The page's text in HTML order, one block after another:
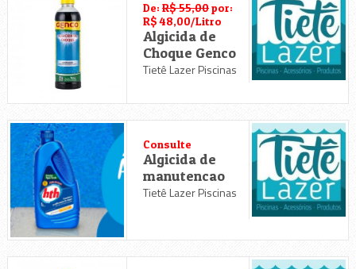
De: R$ 55,00por:
R$ 48,00/Litro
Algicida de
Choque Genco
Tietê Lazer Piscinas
Consulte
Algicida de
manutencao
Tietê Lazer Piscinas